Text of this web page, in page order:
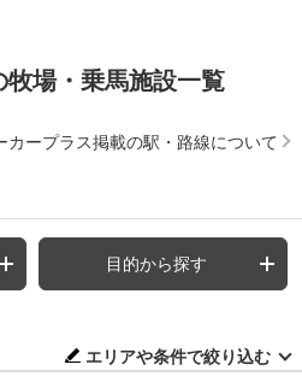
牧場・乗馬施設一覧
カープラス掲載の駅・路線について
目的から探す
エリアや条件で絞り込む